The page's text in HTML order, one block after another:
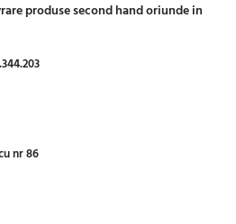
produse second hand oriunde in
nr 86